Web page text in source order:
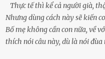
Thực tế thì kể cả người già,
Nhưng dùng cách này sẽ kiến
Bố mẹ không cần con nữa, về
thích nói câu này, dù là nói đùa